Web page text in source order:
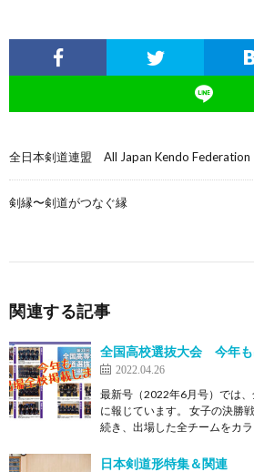
全日本剣道連盟 All Japan Kendo Federation
剣縁〜剣道がつなぐ縁
関連する記事
全国高校選抜大会 今年
2022.04.26
最新号（2022年6月号）では
に報じています。 女子の決勝
続き、出場した全チームをカ
日本剣道形特集＆関連